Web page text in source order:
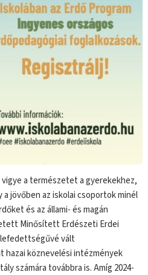
a természetet a gyerekekhez,
jövőben az iskolai csoportok minél
és az állami- és magán
Minősített Erdészeti Erdei
lefedettségűvé vált
hazai köznevelési intézmények
számára továbbra is. Amíg 2024-